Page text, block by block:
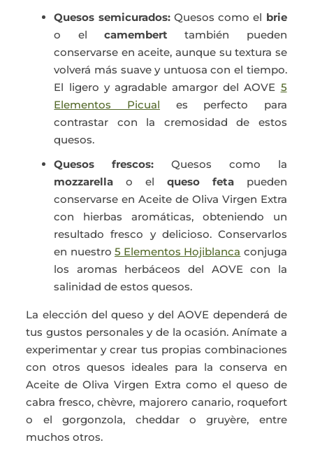
Quesos semicurados:Quesos como el brie
o el camembert también pueden
conservarse en aceite, aunque su textura se
volverá más suave y untuosa con el tiempo.
El ligero y agradable amargor del AOVE 5
Elementos Picual es perfecto para
contrastar con la cremosidad de estos
quesos.
Quesos frescos: Quesos como la
mozzarella o el queso fetapueden
conservarse en Aceite de Oliva Virgen Extra
con hierbas aromáticas, obteniendo un
resultado fresco y delicioso. Conservarlos
en nuestro 5 Elementos Hojiblanca conjuga
los aromas herbáceos del AOVE con la
salinidad de estos quesos.
La elección del queso y del AOVE dependerá de
tus gustos personales y de la ocasión. Anímate a
experimentar y crear tus propias combinaciones
con otros quesos ideales para la conserva en
Aceite de Oliva Virgen Extra como el queso de
cabra fresco, chèvre, majorero canario, roquefort
o el gorgonzola, cheddar o gruyère, entre
muchos otros.